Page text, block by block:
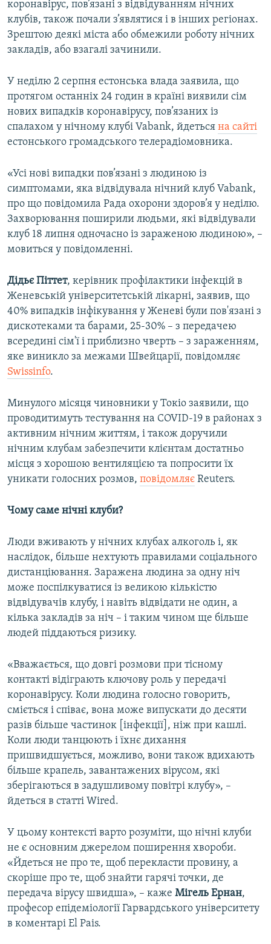
коронавірус, пов’язані з відвідуванням нічних
клубів, також почали з’являтися і в інших регіонах.
Зрештою деякі міста або обмежили роботу нічних
закладів, або взагалі зачинили.
У неділю 2 серпня естонська влада заявила, що
протягом останніх 24 годин в країні виявили сім
нових випадків коронавірусу, пов’язаних із
спалахом у нічному клубі Vabank, йдеться на сайті
естонського громадського телерадіомовника.
«Усі нові випадки пов’язані з людиною із
симптомами, яка відвідувала нічний клуб Vabank,
про що повідомила Рада охорони здоров’я у неділю.
Захворювання поширили людьми, які відвідували
клуб 18 липня одночасно із зараженою людиною», –
мовиться у повідомленні.
Дідьє Піттет, керівник профілактики інфекцій в
Женевській університетській лікарні, заявив, що
40% випадків інфікування у Женеві були пов'язані з
дискотеками та барами, 25-30% – з передачею
всередині сім'ї і приблизно чверть – з зараженням,
яке виникло за межами Швейцарії, повідомляє
Swissinfo.
Минулого місяця чиновники у Токіо заявили, що
проводитимуть тестування на COVID-19 в районах з
активним нічним життям, і також доручили
нічним клубам забезпечити клієнтам достатньо
місця з хорошою вентиляцією та попросити їх
уникати голосних розмов, повідомляє Reuters.
Чому саме нічні клуби?
Люди вживають у нічних клубах алкоголь і, як
наслідок, більше нехтують правилами соціального
дистанціювання. Заражена людина за одну ніч
може поспілкуватися із великою кількістю
відвідувачів клубу, і навіть відвідати не один, а
кілька закладів за ніч – і таким чином ще більше
людей піддаються ризику.
«Вважається, що довгі розмови при тісному
контакті відіграють ключову роль у передачі
коронавірусу. Коли людина голосно говорить,
сміється і співає, вона може випускати до десяти
разів більше частинок [інфекції], ніж при кашлі.
Коли люди танцюють і їхнє дихання
пришвидшується, можливо, вони також вдихають
більше крапель, завантажених вірусом, які
зберігаються в задушливому повітрі клубу», –
йдеться в статті Wired.
У цьому контексті варто розуміти, що нічні клуби
не є основним джерелом поширення хвороби.
«Йдеться не про те, щоб перекласти провину, а
скоріше про те, щоб знайти гарячі точки, де
передача вірусу швидша», – каже Мігель Ернан,
професор епідеміології Гарвардського університету
в коментарі El Pais.